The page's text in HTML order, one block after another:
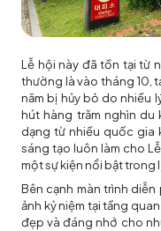
Lễ hội này đã tồn tại từ
thường là vào tháng 10,
năm bị hủy bỏ do nhiều
hút hàng trăm nghìn du
dạng từ nhiều quốc gia
sáng tạo luôn làm cho
một sự kiện nổi bật trong
Bên cạnh màn trình
ảnh kỷ niệm tại tầng
đẹp và đáng nhớ cho